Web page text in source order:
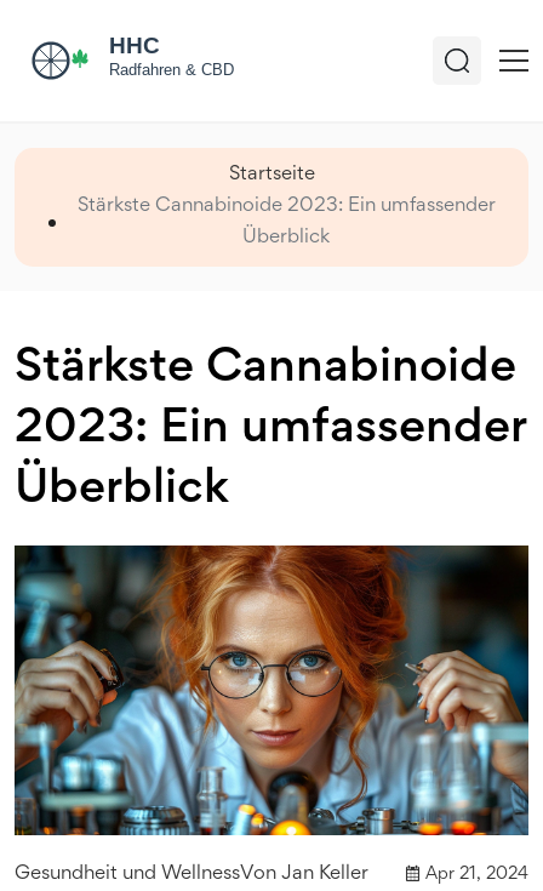
Startseite
Stärkste Cannabinoide 2023: Ein umfassender
Überblick
Stärkste Cannabinoide
2023: Ein umfassender
Überblick
Gesundheit und WellnessVon Jan Keller Apr 21, 2024